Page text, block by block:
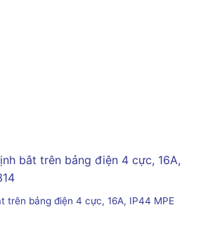
trên bảng điện 4 cực, 16A, IP44 MPE